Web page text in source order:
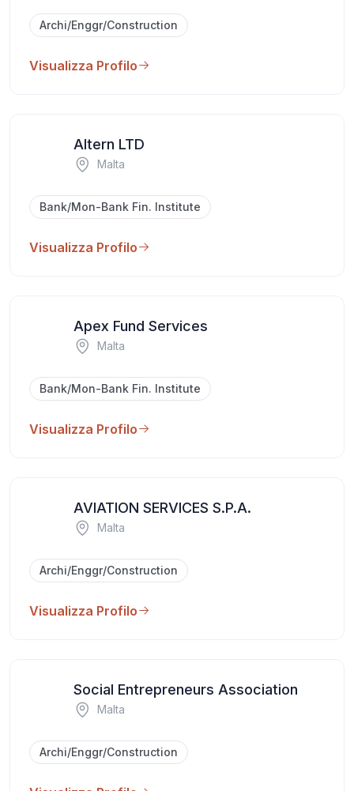
Archi/Enggr/Construction
Visualizza Profilo
Altern LTD
Malta
Bank/Mon-Bank Fin. Institute
Visualizza Profilo
Apex Fund Services
Malta
Bank/Mon-Bank Fin. Institute
Visualizza Profilo
AVIATION SERVICES S.P.A.
Malta
Archi/Enggr/Construction
Visualizza Profilo
Social Entrepreneurs Association
Malta
Archi/Enggr/Construction